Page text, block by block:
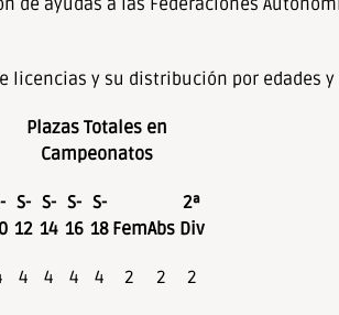
de ayudas a las Federaciones
licencias y su distribución por edades
Plazas Totales en
Campeonatos
S-
12
S-
14
S-
16
S-
18 FemAbs
2ª
Div
4 4 4 4 2 2 2